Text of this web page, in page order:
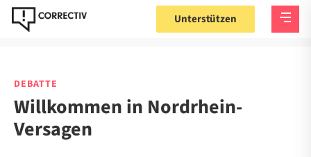
Unterstützen
DEBATTE
Willkommen in Nordrhein-
Versagen